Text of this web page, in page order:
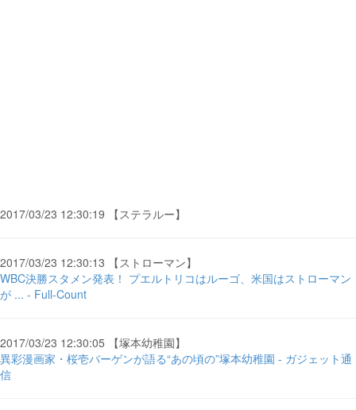
2017/03/23 12:30:19 【ステラルー】
2017/03/23 12:30:13 【ストローマン】
WBC決勝スタメン発表！ プエルトリコはルーゴ、米国はストローマン
が ... - Full-Count
2017/03/23 12:30:05 【塚本幼稚園】
異彩漫画家・桜壱バーゲンが語る“あの頃の”塚本幼稚園 - ガジェット通
信